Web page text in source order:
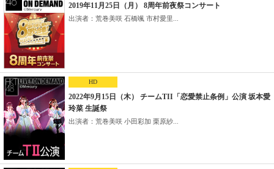
2019年11月25日（月） 8周年前夜祭コンサート
出演者：荒巻美咲 石橋颯 市村愛里...
HD
2022年9月15日（木） チームTII「恋愛禁止条例」公演 坂本愛
玲菜 生誕祭
出演者：荒巻美咲 小田彩加 栗原紗...